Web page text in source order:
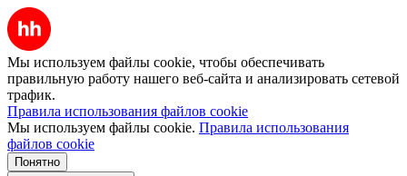
Мы используем файлы cookie, чтобы обеспечивать
правильную работу нашего веб-сайта и анализировать сетевой
трафик.
Правила использования файлов cookie
Мы используем файлы cookie. Правила использования
файлов cookie
Понятно